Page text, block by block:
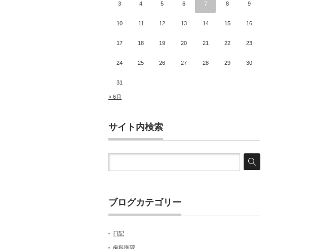
3 4 5 6 7 8 9
10 11 12 13 14 15 16
17 18 19 20 21 22 23
24 25 26 27 28 29 30
31
« 6月
サイト内検索
ブログカテゴリー
日記
歯科医院